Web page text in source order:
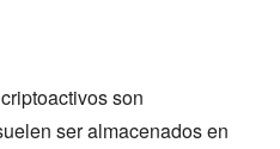
son
ser almacenados en